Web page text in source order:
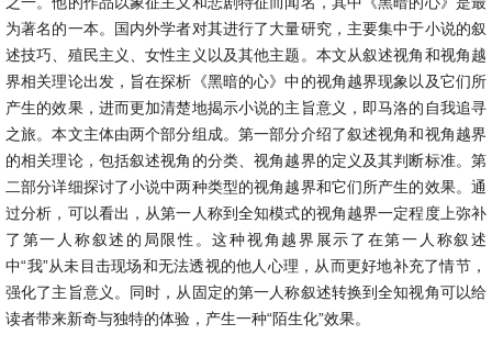
为著名的一本。国内外学者对其进行了大量研究，主要集中于小说的叙
述技巧、殖民主义、女性主义以及其他主题。本文从叙述视角和视角越
界相关理论出发，旨在探析《黑暗的心》中的视角越界现象以及它们所
产生的效果，进而更加清楚地揭示小说的主旨意义，即马洛的自我追寻
之旅。本文主体由两个部分组成。第一部分介绍了叙述视角和视角越界
的相关理论，包括叙述视角的分类、视角越界的定义及其判断标准。第
二部分详细探讨了小说中两种类型的视角越界和它们所产生的效果。通
过分析，可以看出，从第一人称到全知模式的视角越界一定程度上弥补
了第一人称叙述的局限性。这种视角越界展示了在第一人称叙述
中“我”从未目击现场和无法透视的他人心理，从而更好地补充了情节，
强化了主旨意义。同时，从固定的第一人称叙述转换到全知视角可以给
读者带来新奇与独特的体验，产生一种“陌生化”效果。